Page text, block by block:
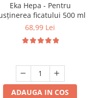
Eka Hepa - Pentru
ficatului 500 ml
68,99 Lei
ADAUGA IN COS